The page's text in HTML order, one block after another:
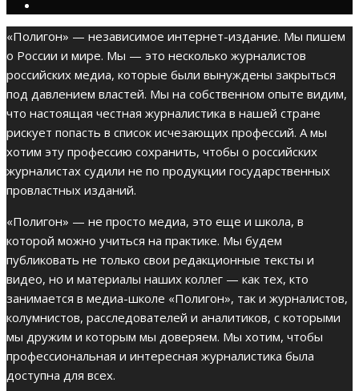
«Полигон» — независимое интернет-издание. Мы пишем
о России и мире. Мы — это несколько журналистов
российских медиа, которые были вынуждены закрыться
под давлением властей. Мы на собственном опыте видим,
что настоящая честная журналистика в нашей стране
рискует попасть в список исчезающих профессий. А мы
хотим эту профессию сохранить, чтобы о российских
журналистах судили не по продукции государственных
провластных изданий.
«Полигон» — не просто медиа, это еще и школа, в
которой можно учиться на практике. Мы будем
публиковать не только свои редакционные тексты и
видео, но и материалы наших коллег — как тех, кто
занимается в медиа-школе «Полигон», так и журналистов,
колумнистов, расследователей и аналитиков, с которыми
мы дружим и которым мы доверяем. Мы хотим, чтобы
профессиональная и интересная журналистика была
доступна для всех.